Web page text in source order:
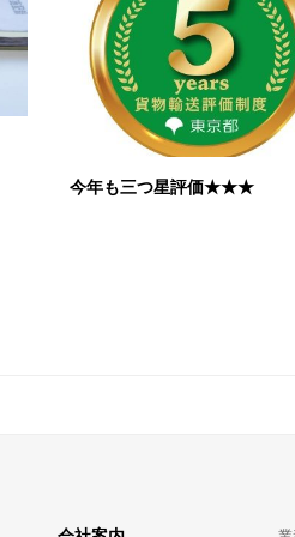
今年も三つ星評価★★★